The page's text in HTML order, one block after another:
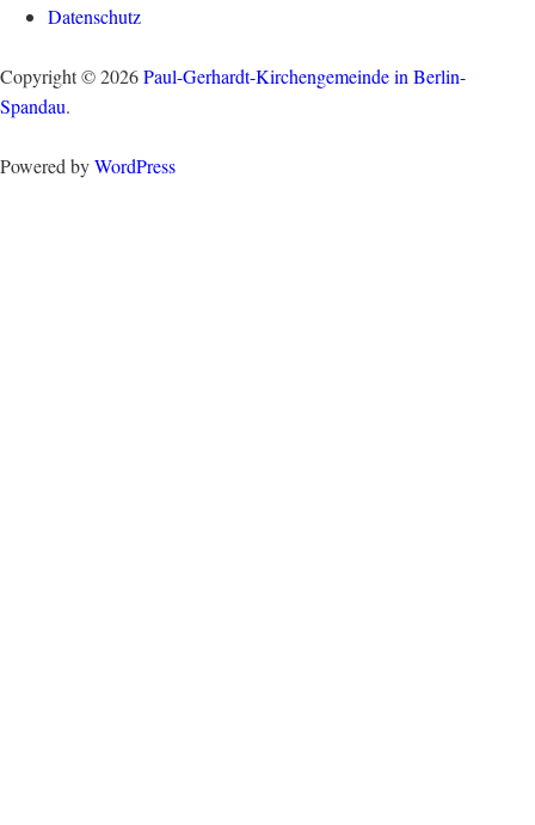
Datenschutz
Copyright © 2026Paul-Gerhardt-Kirchengemeinde in Berlin-
Spandau.
Powered byWordPress